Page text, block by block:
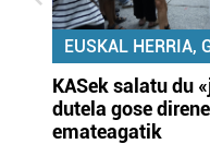
EUSKAL HERRIA,
KASek salatu du
dutela gose
emateagatik